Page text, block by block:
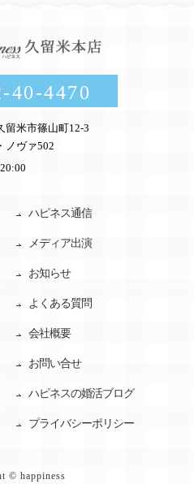
40-4470
留米市篠山町12-3
ノヴァ502
ハピネス通信
メディア出演
お知らせ
よくある質問
会社概要
お問い合せ
ハピネスの婚活ブログ
プライバシーポリシー
© happiness